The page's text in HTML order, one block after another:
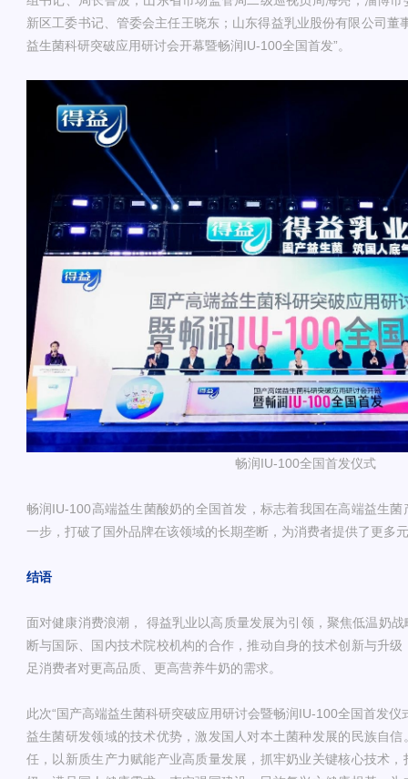
新区工委书记、管委会主任王晓东；山东得益乳业股份有限公司董
益生菌科研突破应用研讨会开幕暨畅润IU-100全国首发”。
畅润IU-100全国首发仪式
畅润IU-100高端益生菌酸奶的全国首发，标志着我国在高端益生
一步，打破了国外品牌在该领域的长期垄断，为消费者提供了更多
结语
面对健康消费浪潮， 得益乳业以高质量发展为引领，聚焦低温奶
断与国际、国内技术院校机构的合作，推动自身的技术创新与升
足消费者对更高品质、更高营养牛奶的需求。
此次“国产高端益生菌科研突破应用研讨会暨畅润IU-100全国首发仪
益生菌研发领域的技术优势，激发国人对本土菌种发展的民族自
任，以新质生产力赋能产业高质量发展，抓牢奶业关键核心技术